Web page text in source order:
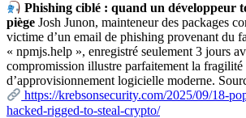
Phishing ciblé : quand un développeur
piège Josh Junon, mainteneur des packages
victime d’un email de phishing provenant du
« npmjs.help », enregistré seulement 3 jours
compromission illustre parfaitement la fragilité
d’approvisionnement logicielle moderne.
https://krebsonsecurity.com/2025/09/18-
hacked-rigged-to-steal-crypto/